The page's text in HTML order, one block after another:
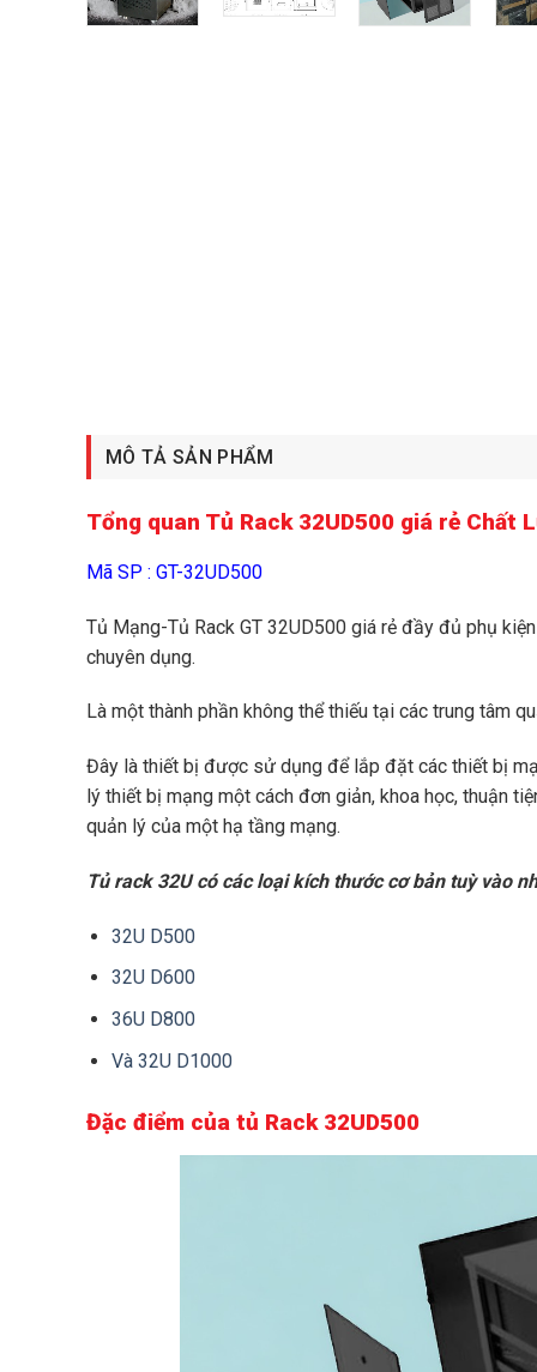
MÔ TẢ SẢN PHẨM
Tổng quan Tủ Rack 32UD500 giá rẻ Chất
Mã SP : GT-32UD500
Tủ Mạng-Tủ Rack GT 32UD500 giá rẻ đầy đủ phụ
chuyên dụng.
Là một thành phần không thể thiếu tại các trung tâm
Đây là thiết bị được sử dụng để lắp đặt các thiết bị
lý thiết bị mạng một cách đơn giản, khoa học, thuận
quản lý của một hạ tầng mạng.
Tủ rack 32U có các loại kích thước cơ bản tuỳ vào
32U D500
32U D600
36U D800
Và 32U D1000
Đặc điểm của tủ Rack 32UD500